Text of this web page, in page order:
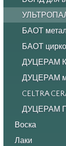
БАОТ
БАОТ
ДУЦЕРАМ
ДУЦЕРАМ
CELTRA
ДУЦЕРАМ
Воска
Лаки